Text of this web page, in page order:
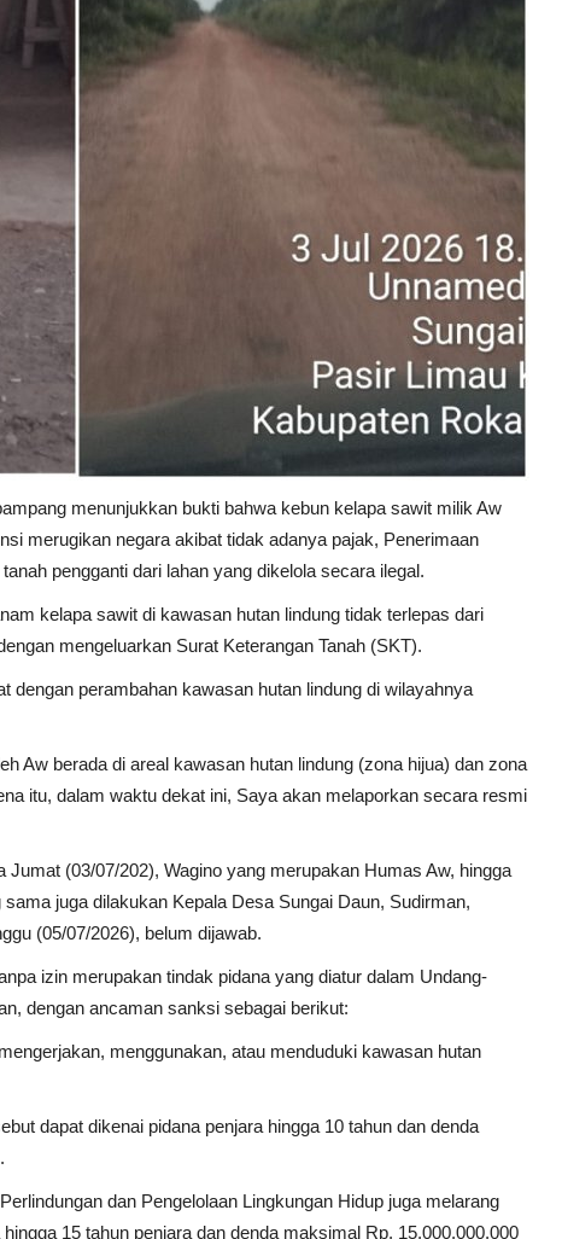
menunjukkan bukti bahwa kebun kelapa sawit milik Aw
merugikan negara akibat tidak adanya pajak, Penerimaan
pengganti dari lahan yang dikelola secara ilegal.
kelapa sawit di kawasan hutan lindung tidak terlepas dari
mengeluarkan Surat Keterangan Tanah (SKT).
dengan perambahan kawasan hutan lindung di wilayahnya
Aw berada di areal kawasan hutan lindung (zona hijua) dan zona
itu, dalam waktu dekat ini, Saya akan melaporkan secara resmi
(03/07/202), Wagino yang merupakan Humas Aw, hingga
juga dilakukan Kepala Desa Sungai Daun, Sudirman,
(05/07/2026), belum dijawab.
izin merupakan tindak pidana yang diatur dalam Undang-
dengan ancaman sanksi sebagai berikut:
menggunakan, atau menduduki kawasan hutan
dapat dikenai pidana penjara hingga 10 tahun dan denda
dan Pengelolaan Lingkungan Hidup juga melarang
15 tahun penjara dan denda maksimal Rp. 15.000.000.000
Lampung Selatan
Standar Kelayakan, LSM...